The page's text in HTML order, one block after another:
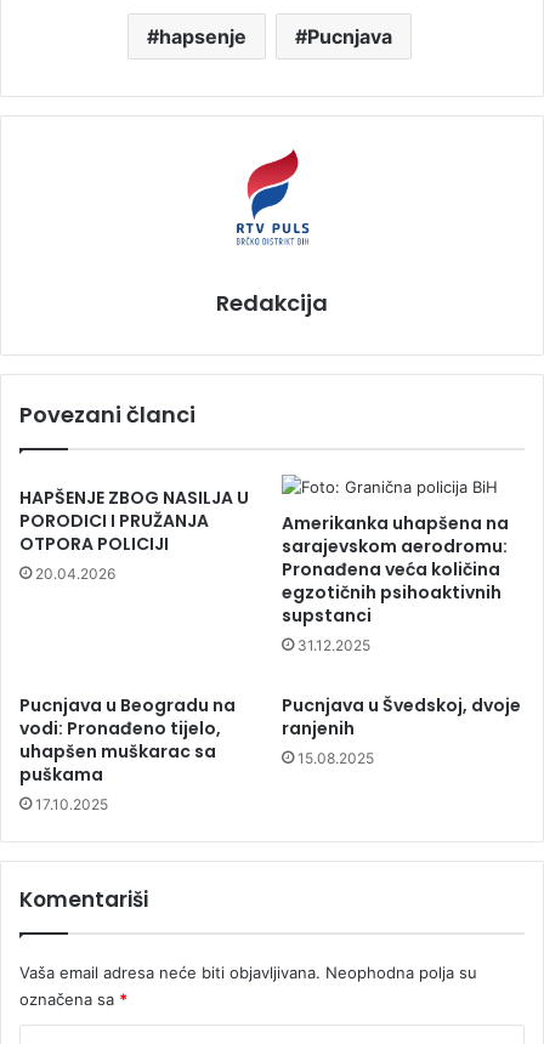
hapsenje Pucnjava
Redakcija
Povezani članci
HAPŠENJE ZBOG NASILJA U
PORODICI I PRUŽANJA
OTPORA POLICIJI
20.04.2026
Amerikanka uhapšena na
sarajevskom aerodromu:
Pronađena veća količina
egzotičnih psihoaktivnih
supstanci
31.12.2025
Pucnjava u Beogradu na
vodi: Pronađeno tijelo,
uhapšen muškarac sa
puškama
17.10.2025
Pucnjava u Švedskoj, dvoje
ranjenih
15.08.2025
Komentariši
Vaša email adresa neće biti objavljivana. Neophodna polja su
označena sa *